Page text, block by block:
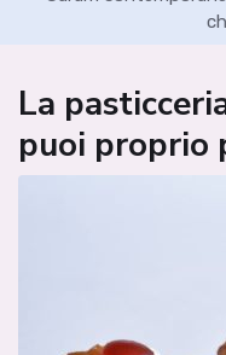
La
puoi proprio